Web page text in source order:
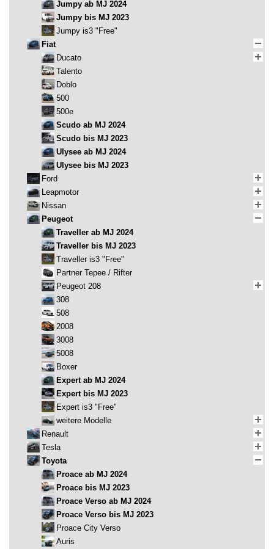
Jumpy ab MJ 2024
Jumpy bis MJ 2023
Jumpy is3 "Free"
Fiat
Ducato
Talento
Doblo
500
500e
Scudo ab MJ 2024
Scudo bis MJ 2023
Ulysee ab MJ 2024
Ulysee bis MJ 2023
Ford
Leapmotor
Nissan
Peugeot
Traveller ab MJ 2024
Traveller bis MJ 2023
Traveller is3 "Free"
Partner Tepee / Rifter
Peugeot 208
308
508
2008
3008
5008
Boxer
Expert ab MJ 2024
Expert bis MJ 2023
Expert is3 "Free"
weitere Modelle
Renault
Tesla
Toyota
Proace ab MJ 2024
Proace bis MJ 2023
Proace Verso ab MJ 2024
Proace Verso bis MJ 2023
Proace City Verso
Auris